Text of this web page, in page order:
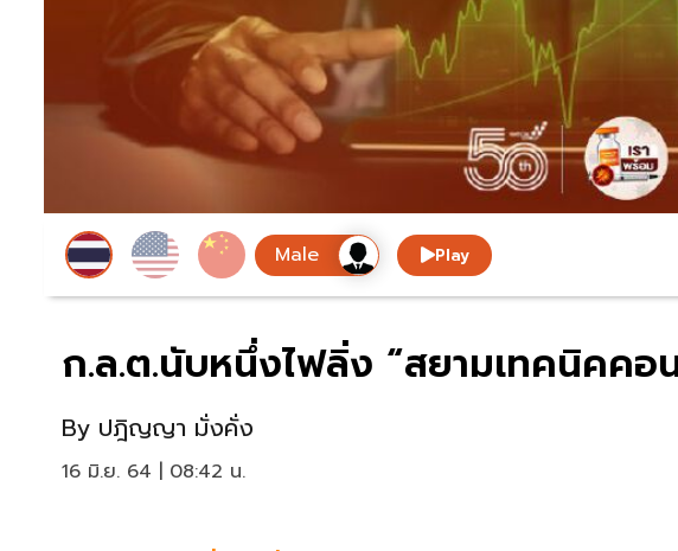
Play
ก.ล.ต.นับหนึ่งไฟลิ่ง “สยามเทคนิคคอ
By ปฎิญญา มั่งคั่ง
16 มิ.ย. 64 | 08:42 น.